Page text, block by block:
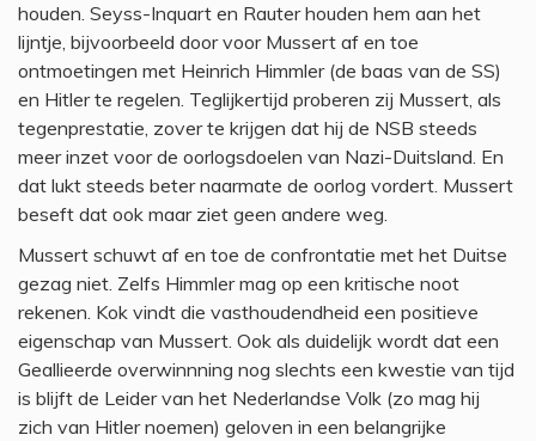
houden. Seyss-Inquart en Rauter houden hem aan het
lijntje, bijvoorbeeld door voor Mussert af en toe
ontmoetingen met Heinrich Himmler (de baas van de SS)
en Hitler te regelen. Teglijkertijd proberen zij Mussert, als
tegenprestatie, zover te krijgen dat hij de NSB steeds
meer inzet voor de oorlogsdoelen van Nazi-Duitsland. En
dat lukt steeds beter naarmate de oorlog vordert. Mussert
beseft dat ook maar ziet geen andere weg.
Mussert schuwt af en toe de confrontatie met het Duitse
gezag niet. Zelfs Himmler mag op een kritische noot
rekenen. Kok vindt die vasthoudendheid een positieve
eigenschap van Mussert. Ook als duidelijk wordt dat een
Geallieerde overwinnning nog slechts een kwestie van tijd
is blijft de Leider van het Nederlandse Volk (zo mag hij
zich van Hitler noemen) geloven in een belangrijke